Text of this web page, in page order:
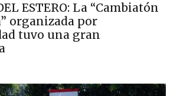
ESTERO: La “Cambiatón
organizada por
tuvo una gran